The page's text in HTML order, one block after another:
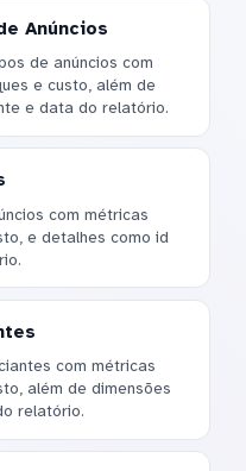
Anúncios
de anúncios com
e custo, além de
e data do relatório.
com métricas
e detalhes como id
com métricas
além de dimensões
relatório.